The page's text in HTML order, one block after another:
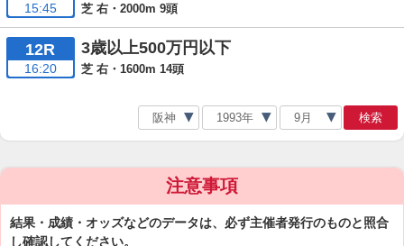
15:45 芝 右・2000m 9頭
12R
16:20
3歳以上500万円以下
芝 右・1600m 14頭
検索
注意事項
結果・成績・オッズなどのデータは、必ず主催者発行のものと照合
し確認してください。